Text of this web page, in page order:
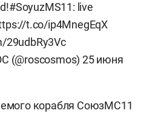
#SoyuzMS11: live
t.co/ip4MnegEqX
29udbRy3Vc
(@roscosmos)25 июня
корабля СоюзМС11